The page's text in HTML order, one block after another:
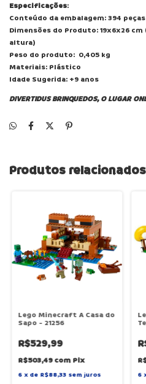
Especificações:
Conteúdo da embalagem: 394 peças
Dimensões do Produto: 19x6x26
altura)
Peso do produto: 0,405 kg
Materiais: Plástico
Idade Sugerida: +9 anos
DIVERTIDUS BRINQUEDOS, O LUGAR
Produtos relacionados
Lego Minecraft A Casa do
Sapo - 21256
R$529,99
R$503,49com Pix
6 x de R$88,33 sem juros 6